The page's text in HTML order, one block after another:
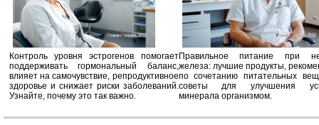
Контроль уровня эстрогенов помогает
поддерживать гормональный баланс,
влияет на самочувствие, репродуктивное
здоровье и снижает риски заболеваний.
Узнайте, почему это так важно.
Правильное питание при
железа: лучшие продукты,
по сочетанию питательных
советы для улучшения
минерала организмом.